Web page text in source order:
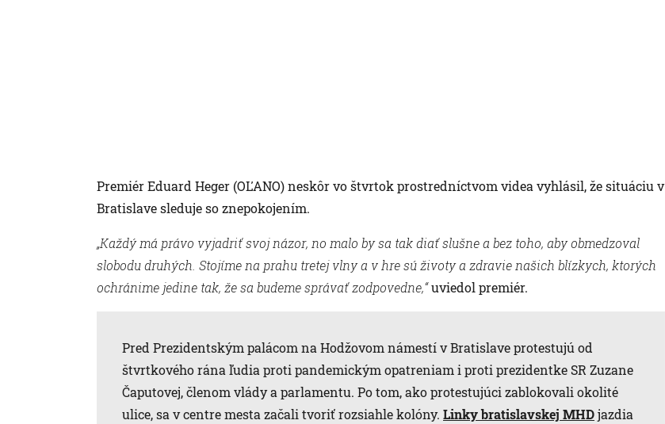
Premiér Eduard Heger (OĽANO) neskôr vo štvrtok prostredníctvom videa vyhlásil, že situáciu v
Bratislave sleduje so znepokojením.
„Každý má právo vyjadriť svoj názor, no malo by sa tak diať slušne a bez toho, aby obmedzoval
slobodu druhých. Stojíme na prahu tretej vlny a v hre sú životy a zdravie našich blízkych, ktorých
ochránime jedine tak, že sa budeme správať zodpovedne,“uviedol premiér.
Pred Prezidentským palácom na Hodžovom námestí v Bratislave protestujú od
štvrtkového rána ľudia proti pandemickým opatreniam i proti prezidentke SR Zuzane
Čaputovej, členom vlády a parlamentu. Po tom, ako protestujúci zablokovali okolité
ulice, sa v centre mesta začali tvoriť rozsiahle kolóny. Linky bratislavskej MHDjazdia